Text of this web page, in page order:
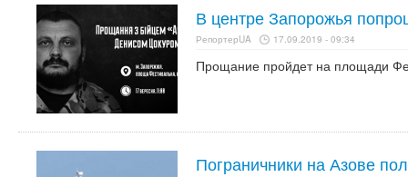
В центре Запорожья
РепортерUA 17.09.2019 - 09:34
Прощание пройдет на площади
Пограничники на Азове